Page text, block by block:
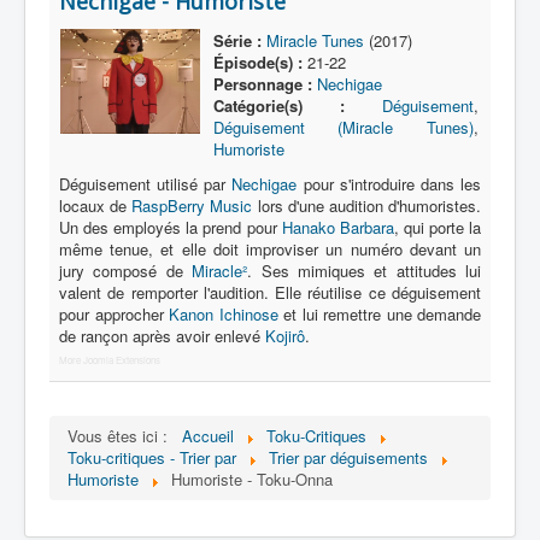
Série
Acteur
Équipe
Transformation
Équipement
Mecha
Objet
Référence
Série : Miracle Tunes (2017)
Épisode(s) :21-22
Personnage : Nechigae
Catégorie(s) :
Déguisement,
Déguisement (Miracle Tunes),
Humoriste
Déguisement utilisé par Nechigae pour s'introduire dans les
locaux de RaspBerry Music lors d'une audition d'humoristes.
Un des employés la prend pour Hanako Barbara, qui porte la
même tenue, et elle doit improviser un numéro devant un
jury composé de Miracle². Ses mimiques et attitudes lui
valent de remporter l'audition. Elle réutilise ce déguisement
pour approcher Kanon Ichinoseet lui remettre une demande
de rançon après avoir enlevé Kojirô.
More Joomla Extensions
Vous êtes ici : Accueil
Toku-Critiques
Toku-critiques - Trier par
Trier par déguisements
Humoriste
Humoriste - Toku-Onna